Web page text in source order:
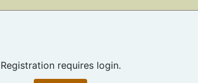
Registration requires login.